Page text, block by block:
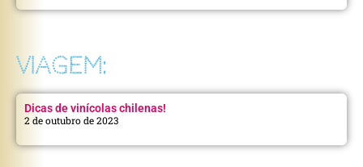
VIAGEM:
Dicas de vinícolas chilenas!
2 de outubro de 2023